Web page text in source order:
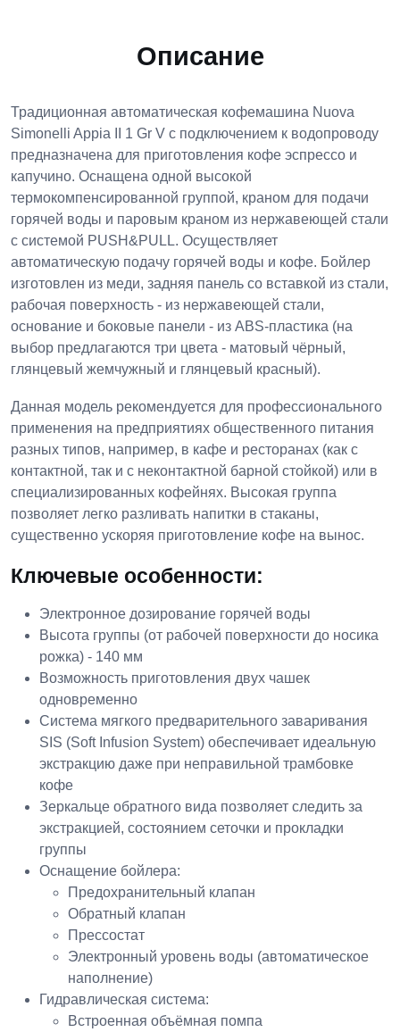
Описание
Традиционная автоматическая кофемашина Nuova
Simonelli Appia II 1 Gr V с подключением к водопроводу
предназначена для приготовления кофе эспрессо и
капучино. Оснащена одной высокой
термокомпенсированной группой, краном для подачи
горячей воды и паровым краном из нержавеющей стали
с системой PUSH&PULL. Осуществляет
автоматическую подачу горячей воды и кофе. Бойлер
изготовлен из меди, задняя панель со вставкой из стали,
рабочая поверхность - из нержавеющей стали,
основание и боковые панели - из ABS-пластика (на
выбор предлагаются три цвета - матовый чёрный,
глянцевый жемчужный и глянцевый красный).
Данная модель рекомендуется для профессионального
применения на предприятиях общественного питания
разных типов, например, в кафе и ресторанах (как с
контактной, так и с неконтактной барной стойкой) или в
специализированных кофейнях. Высокая группа
позволяет легко разливать напитки в стаканы,
существенно ускоряя приготовление кофе на вынос.
Ключевые особенности:
Электронное дозирование горячей воды
Высота группы (от рабочей поверхности до носика
рожка) - 140 мм
Возможность приготовления двух чашек
одновременно
Система мягкого предварительного заваривания
SIS (Soft Infusion System) обеспечивает идеальную
экстракцию даже при неправильной трамбовке
кофе
Зеркальце обратного вида позволяет следить за
экстракцией, состоянием сеточки и прокладки
группы
Оснащение бойлера:
Предохранительный клапан
Обратный клапан
Прессостат
Электронный уровень воды (автоматическое
наполнение)
Гидравлическая система:
Встроенная объёмная помпа